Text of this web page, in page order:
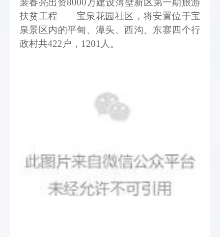
裴春亮出资8000万建设薄壁新区第一期旅游
扶贫工程——宝泉花园社区，将安置位于宝
泉景区内的平甸、潭头、西沟、东寨四个行
政村共422户，1201人。